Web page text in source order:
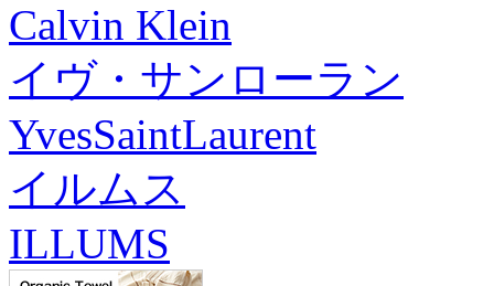
Calvin Klein
イヴ・サンローラン
YvesSaintLaurent
イルムス
ILLUMS